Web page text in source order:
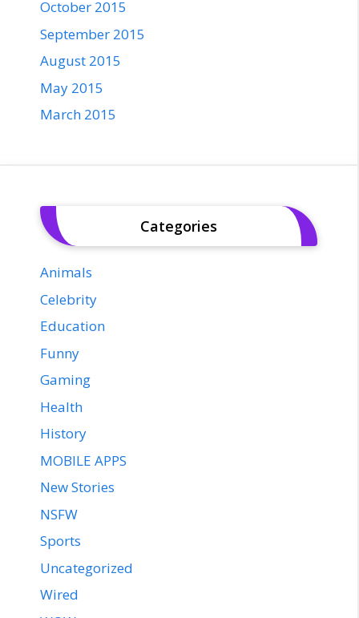
October 2015
September 2015
August 2015
May 2015
March 2015
Categories
Animals
Celebrity
Education
Funny
Gaming
Health
History
MOBILE APPS
New Stories
NSFW
Sports
Uncategorized
Wired